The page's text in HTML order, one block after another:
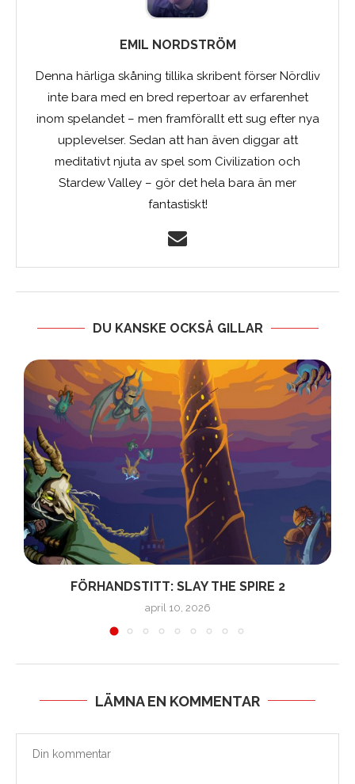
EMIL NORDSTRÖM
Denna härliga skåning tillika skribent förser Nördliv
inte bara med en bred repertoar av erfarenhet
inom spelandet – men framförallt ett sug efter nya
upplevelser. Sedan att han även diggar att
meditativt njuta av spel som Civilization och
Stardew Valley – gör det hela bara än mer
fantastiskt!
DU KANSKE OCKSÅ GILLAR
FÖRHANDSTITT: SLAY THE SPIRE 2
april 10, 2026
LÄMNA EN KOMMENTAR